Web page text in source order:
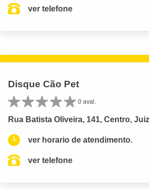
ver telefone
Disque Cão Pet
0 aval.
Rua Batista Oliveira, 141, Centro,
ver horario de atendimento.
ver telefone